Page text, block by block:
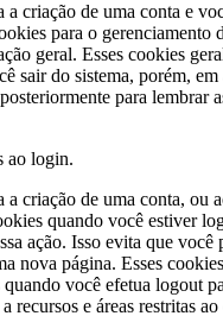
a criação de uma conta e
para o gerenciamento
geral. Esses cookies
sair do sistema, porém, em
para lembrar
ao login.
a criação de uma conta, ou
quando você estiver
ação. Isso evita que você
nova página. Esses
você efetua logout
a recursos e áreas restritas